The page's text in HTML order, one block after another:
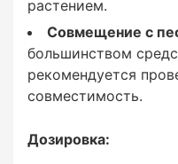
Дозировка:
растением.
Совмещение с
большинством
рекомендуется
совместимость.
Дозировка: